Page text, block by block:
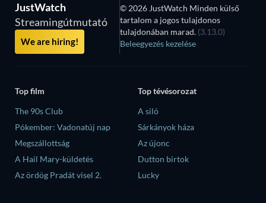
JustWatch
Streamingútmutató
We are hiring!
© 2026 JustWatch Minden külső
tartalom a jogos tulajdonos
tulajdonában marad. (3.13.0)
Beleegyezés kezelése
Top film
The 90s Club
Pókember: Vadonatúj nap
Megszállottság
A Hail Mary-küldetés
Az ördög Pradát visel 2.
Top tévésorozat
A siló
Sárkányok háza
Az újonc
Dutton birtok
Lucky